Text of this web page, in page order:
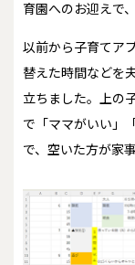
育園へのお迎えで
以前から子育てア
替えた時間などを
立ちました。上の
で「ママがいい」
で、空いた方が家